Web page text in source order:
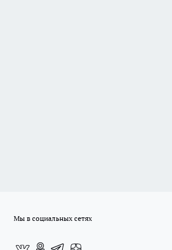
Мы в социальных сетях